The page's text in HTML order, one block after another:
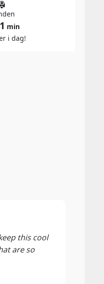
1 min
i dag!
this cool
are so